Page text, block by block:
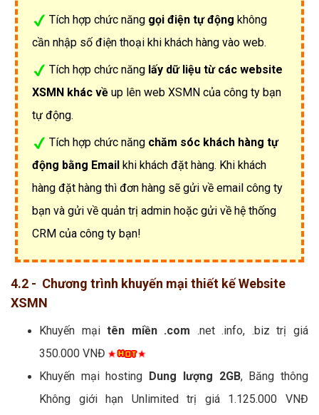
Tích hợp chức năng gọi điện tự động không
cần nhập số điện thoại khi khách hàng vào web.
Tích hợp chức năng lấy dữ liệu từ các website
XSMN khác về up lên web XSMN của công ty bạn
tự động.
Tích hợp chức năng chăm sóc khách hàng tự
động bằng Email khi khách đặt hàng. Khi khách
hàng đặt hàng thì đơn hàng sẽ gửi về email công ty
bạn và gửi về quản trị admin hoặc gửi về hệ thống
CRM của công ty bạn!
4.2 - Chương trình khuyến mại thiết kế Website
XSMN
Khuyến mạitên miền .com .net .info, .biz trị giá
350.000 VNĐ
Khuyến mại hosting Dung lượng 2GB, Băng thông
Không giới hạn Unlimited trị giá 1.125.000 VNĐ